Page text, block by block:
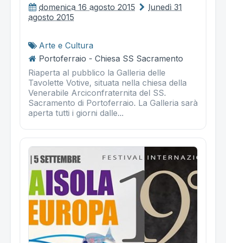
domenica 16 agosto 2015
lunedì 31
agosto 2015
Arte e Cultura
Portoferraio - Chiesa SS Sacramento
Riaperta al pubblico la Galleria delle
Tavolette Votive, situata nella chiesa della
Venerabile Arciconfraternita del SS.
Sacramento di Portoferraio. La Galleria sarà
aperta tutti i giorni dalle...